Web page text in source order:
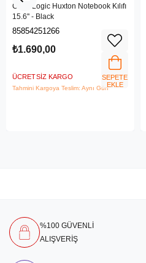
Case Logic Huxton Notebook Kılıfı
15.6'' - Black
85854251266
₺1.690,00
ÜCRETSIZ KARGO
Tahmini Kargoya Teslim: Aynı Gün
SEPETE
EKLE
%100 GÜVENLİ
ALIŞVERİŞ